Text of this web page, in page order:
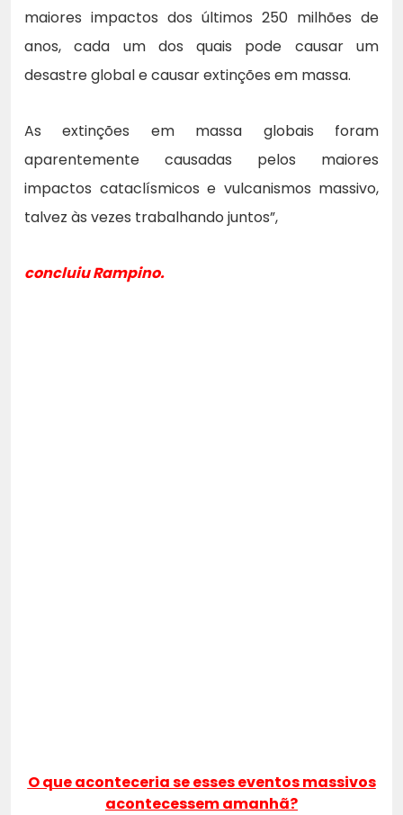
maiores impactos dos últimos 250 milhões de
anos, cada um dos quais pode causar um
desastre global e causar extinções em massa.
As extinções em massa globais foram
aparentemente causadas pelos maiores
impactos cataclísmicos e vulcanismos massivo,
talvez às vezes trabalhando juntos”,
concluiu Rampino.
O que aconteceria se esses eventos massivos
acontecessem amanhã?